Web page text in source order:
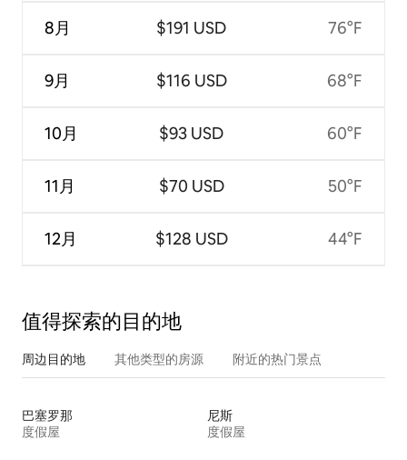
8月
9月
10月
11月
12月
$191 USD
$116 USD
$93 USD
$70 USD
$128 USD
76°F
68°F
60°F
50°F
44°F
值得探索的目的地
周边目的地 其他类型的房源 附近的热门景点
巴塞罗那
度假屋
尼斯
度假屋